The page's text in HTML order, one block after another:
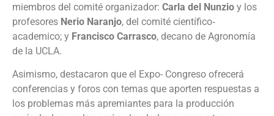
miembros del comité organizador: Carla del Nunzio y los
profesores Nerio Naranjo, del comité científico‐
academico; y Francisco Carrasco, decano de Agronomía
de la UCLA.
Asimismo, destacaron que el Expo- Congreso ofrecerá
conferencias y foros con temas que aporten respuestas a
los problemas más apremiantes para la producción